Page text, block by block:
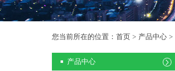
您当前所在的位置：首页 > 产品中心 >
产品中心